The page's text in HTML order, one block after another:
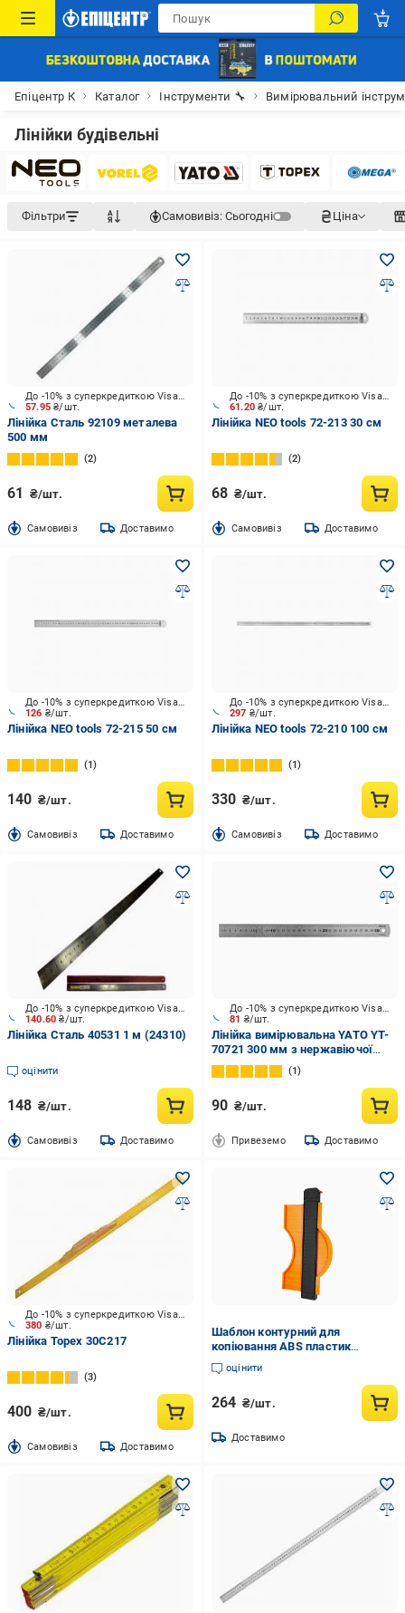
Епіцентр К Каталог Інструменти 🔧 Вимірювальний
Лінійки будівельні
Фільтри Самовивіз: Сьогодні Ціна
57.95₴/шт.
До -10% з суперкредиткою Visa Вигода
Лінійка Сталь 92109 металева
500 мм
2
61 ₴/шт.
Cамовивіз Доставимо
61.20₴/шт.
До -10% з суперкредиткою Visa Вигода
Лінійка NEO tools 72-213 30 см
2
68 ₴/шт.
Cамовивіз Доставимо
126 ₴/шт.
До -10% з суперкредиткою Visa Вигода
Лінійка NEO tools 72-215 50 см
1
140 ₴/шт.
Cамовивіз Доставимо
297 ₴/шт.
До -10% з суперкредиткою Visa Вигода
Лінійка NEO tools 72-210 100 см
1
330 ₴/шт.
Cамовивіз Доставимо
140.60₴/шт.
До -10% з суперкредиткою Visa Вигода
Лінійка Сталь 40531 1 м (24310)
оцінити
148 ₴/шт.
Cамовивіз Доставимо
81 ₴/шт.
До -10% з суперкредиткою Visa Вигода
Лінійка вимірювальна YATO YT-
70721 300 мм з нержавіючої
сталі
1
90 ₴/шт.
Привеземо Доставимо
380 ₴/шт.
До -10% з суперкредиткою Visa Вигода
Лінійка Topex 30C217
3
400 ₴/шт.
Cамовивіз Доставимо
Шаблон контурний для
копіювання ABS пластик
(10122101)
оцінити
264 ₴/шт.
Доставимо